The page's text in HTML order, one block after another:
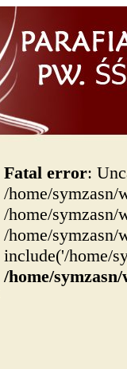
Fatal error:
/home/
/home/
/home/
include('/home/
/home/